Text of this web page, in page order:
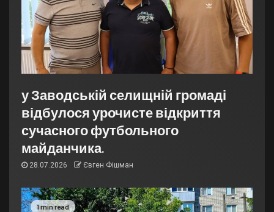
у Заводській селищній громаді
відбулося урочисте відкриття
сучасного футбольного
майданчика.
28.07.2026 Євген Фішман
1 min read